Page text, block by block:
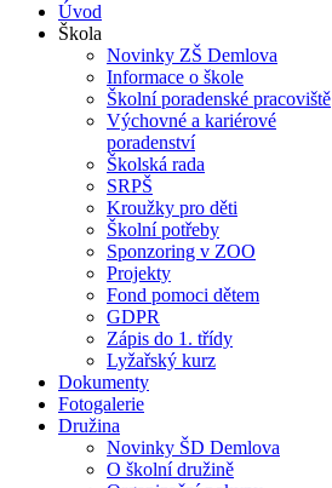
Úvod
Škola
Novinky ZŠ Demlova
Informace o škole
Školní poradenské pracoviště
Výchovné a kariérové
poradenství
Školská rada
SRPŠ
Kroužky pro děti
Školní potřeby
Sponzoring v ZOO
Projekty
Fond pomoci dětem
GDPR
Zápis do 1. třídy
Lyžařský kurz
Dokumenty
Fotogalerie
Družina
Novinky ŠD Demlova
O školní družině